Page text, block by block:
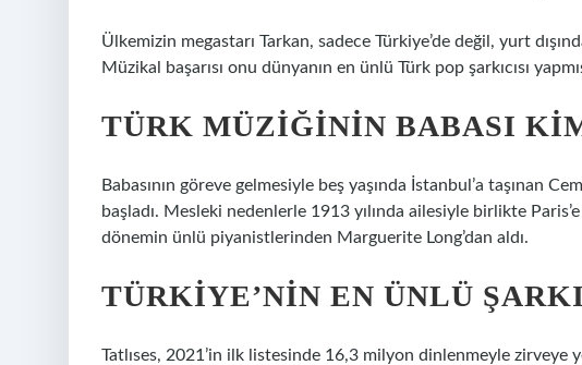
Ülkemizin megastarı Tarkan, sadece Türkiye’de değil, yurt
Müzikal başarısı onu dünyanın en ünlü Türk pop şarkıcısı
TÜRK MÜZIĞININ BABASI
Babasının göreve gelmesiyle beş yaşında İstanbul’a taşınan
başladı. Mesleki nedenlerle 1913 yılında ailesiyle birlikte
dönemin ünlü piyanistlerinden Marguerite Long’dan aldı.
TÜRKIYE’NIN EN ÜNLÜ
Tatlıses, 2021’in ilk listesinde 16,3 milyon dinlenmeyle zirveye